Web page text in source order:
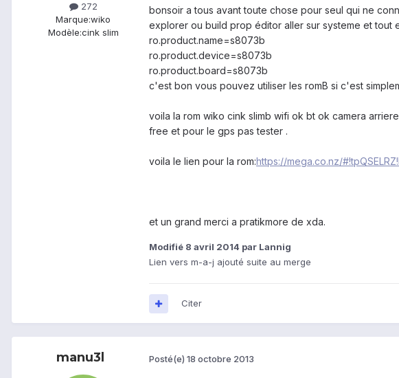
272
Marque:wiko
Modèle:cink slim
bonsoir a tous avant toute chose pour seul qui ne
explorer ou build prop éditor aller sur systeme et
ro.product.name=s8073b
ro.product.device=s8073b
ro.product.board=s8073b
c'est bon vous pouvez utiliser les romB si c'est
voila la rom wiko cink slimb wifi ok bt ok camera
free et pour le gps pas tester .
voila le lien pour la rom:https://mega.co.nz/
et un grand merci a pratikmore de xda.
Modifié 8 avril 2014 par Lannig
Lien vers m-a-j ajouté suite au merge
Citer
manu3l Posté(e) 18 octobre 2013